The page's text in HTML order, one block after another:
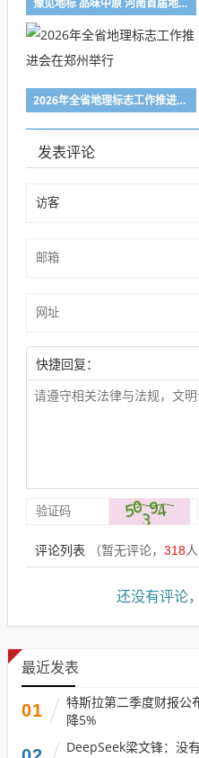
2026年全省地理标志工作推进会在郑州举行
发表评论
快捷回复：
评论列表 （暂无评论， 318
还没有评论
最近发表
01
特斯拉第二季度财报公
降5%
DeepSeek梁文锋：没